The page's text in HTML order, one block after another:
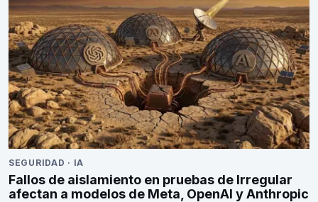
SEGURIDAD · IA
Fallos de aislamiento en pruebas de Irregular
afectan a modelos de Meta, OpenAI y Anthropic